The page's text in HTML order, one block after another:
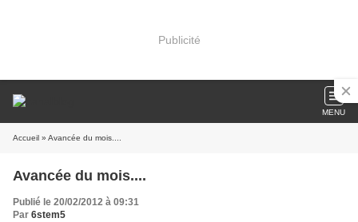
Publicité
MENU
Accueil » Avancée du mois....
Avancée du mois....
Publié le 20/02/2012 à 09:31
Par 6stem5